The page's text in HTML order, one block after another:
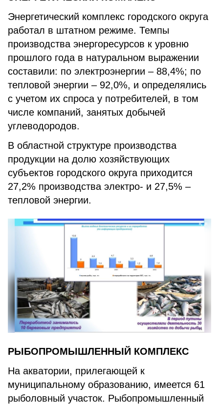
Энергетический комплекс городского округа
работал в штатном режиме. Темпы
производства энергоресурсов к уровню
прошлого года в натуральном выражении
составили: по электроэнергии – 88,4%; по
тепловой энергии – 92,0%, и определялись
с учетом их спроса у потребителей, в том
числе компаний, занятых добычей
углеводородов.
В областной структуре производства
продукции на долю хозяйствующих
субъектов городского округа приходится
27,2% производства электро- и 27,5% –
тепловой энергии.
РЫБОПРОМЫШЛЕННЫЙ КОМПЛЕКС
На акватории, прилегающей к
муниципальному образованию, имеется 61
рыболовный участок. Рыбопромышленный